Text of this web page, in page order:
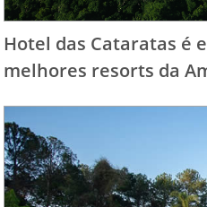
Hotel das Cataratas é
melhores resorts da